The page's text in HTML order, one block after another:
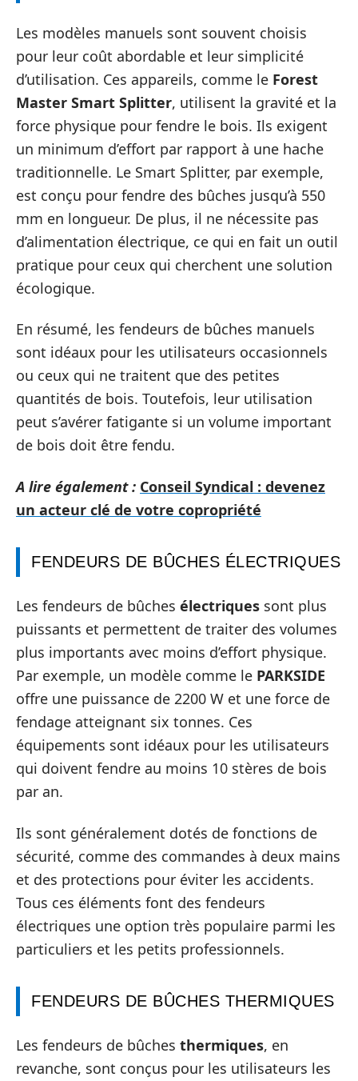
Les modèles manuels sont souvent choisis
pour leur coût abordable et leur simplicité
d’utilisation. Ces appareils, comme le Forest
Master Smart Splitter, utilisent la gravité et la
force physique pour fendre le bois. Ils exigent
un minimum d’effort par rapport à une hache
traditionnelle. Le Smart Splitter, par exemple,
est conçu pour fendre des bûches jusqu’à 550
mm en longueur. De plus, il ne nécessite pas
d’alimentation électrique, ce qui en fait un outil
pratique pour ceux qui cherchent une solution
écologique.
En résumé, les fendeurs de bûches manuels
sont idéaux pour les utilisateurs occasionnels
ou ceux qui ne traitent que des petites
quantités de bois. Toutefois, leur utilisation
peut s’avérer fatigante si un volume important
de bois doit être fendu.
A lire également : Conseil Syndical : devenez
un acteur clé de votre copropriété
FENDEURS DE BÛCHES ÉLECTRIQUES
Les fendeurs de bûches électriques sont plus
puissants et permettent de traiter des volumes
plus importants avec moins d’effort physique.
Par exemple, un modèle comme le PARKSIDE
offre une puissance de 2200 W et une force de
fendage atteignant six tonnes. Ces
équipements sont idéaux pour les utilisateurs
qui doivent fendre au moins 10 stères de bois
par an.
Ils sont généralement dotés de fonctions de
sécurité, comme des commandes à deux mains
et des protections pour éviter les accidents.
Tous ces éléments font des fendeurs
électriques une option très populaire parmi les
particuliers et les petits professionnels.
FENDEURS DE BÛCHES THERMIQUES
Les fendeurs de bûches thermiques, en
revanche, sont conçus pour les utilisateurs les